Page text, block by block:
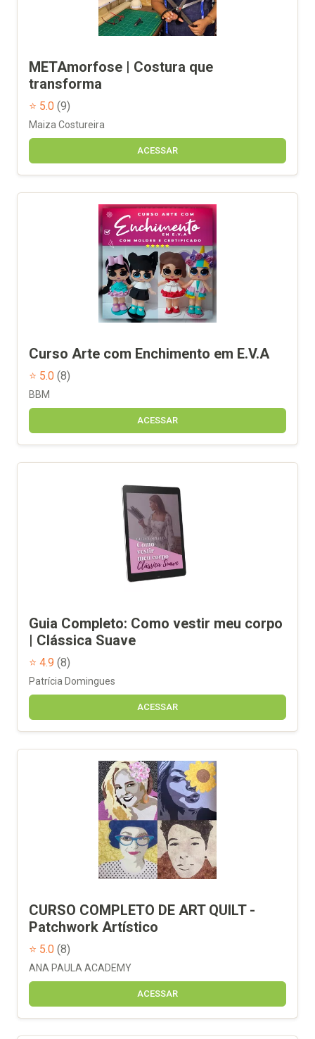
METAmorfose | Costura que
transforma
⭐ 5.0 (9)
Maiza Costureira
ACESSAR
Curso Arte com Enchimento em E.V.A
⭐ 5.0 (8)
BBM
ACESSAR
Guia Completo: Como vestir meu corpo
| Clássica Suave
⭐ 4.9 (8)
Patrícia Domingues
ACESSAR
CURSO COMPLETO DE ART QUILT -
Patchwork Artístico
⭐ 5.0 (8)
ANA PAULA ACADEMY
ACESSAR